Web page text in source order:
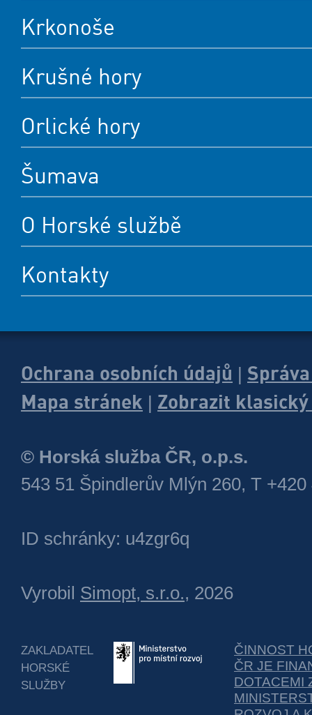
Krkonoše
Krušné hory
Orlické hory
Šumava
O Horské službě
Kontakty
Ochrana osobních údajů
Mapa stránek
Zobrazit
© Horská služba ČR, o.p.s.
543 51 Špindlerův Mlýn 260, T +420
ID schránky: u4zgr6q
Vyrobil Simopt, s.r.o., 2026
ZAKLADATEL
HORSKÉ
SLUŽBY
ČINNOST
ČR JE
DOTACEMI